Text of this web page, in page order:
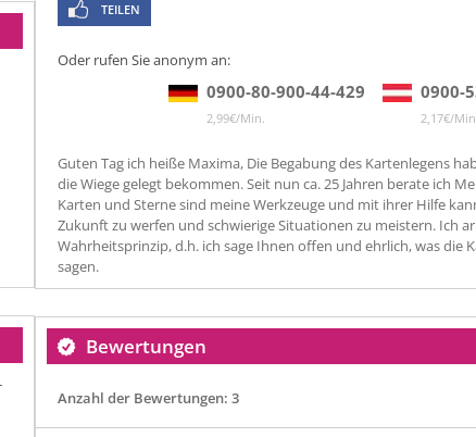
TEILEN
Oder rufen Sie anonym an:
0900-80-900-44-429
2,99€/Min.
0900-
2,17€/
Guten Tag ich heiße Maxima, Die Begabung des Kartenlegens
die Wiege gelegt bekommen. Seit nun ca. 25 Jahren berate ich
Karten und Sterne sind meine Werkzeuge und mit ihrer Hilfe
Zukunft zu werfen und schwierige Situationen zu meistern. Ich
Wahrheitsprinzip, d.h. ich sage Ihnen offen und ehrlich, was die
sagen.
Bewertungen
Anzahl der Bewertungen: 3